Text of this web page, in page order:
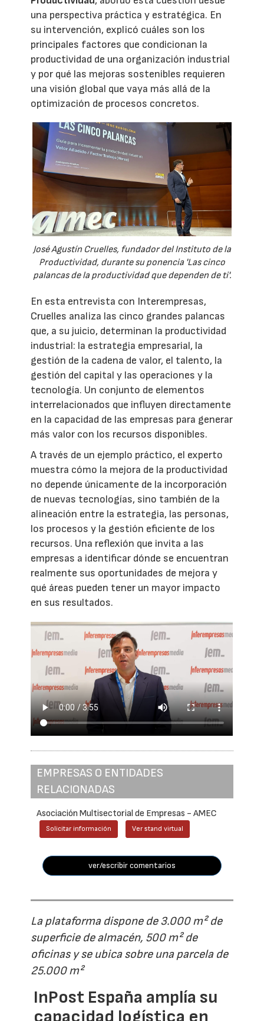
una perspectiva práctica y estratégica. En
su intervención, explicó cuáles son los
principales factores que condicionan la
productividad de una organización industrial
y por qué las mejoras sostenibles requieren
una visión global que vaya más allá de la
optimización de procesos concretos.
José Agustín Cruelles, fundador del Instituto de la
Productividad, durante su ponencia 'Las cinco
palancas de la productividad que dependen de ti'.
En esta entrevista con Interempresas,
Cruelles analiza las cinco grandes palancas
que, a su juicio, determinan la productividad
industrial: la estrategia empresarial, la
gestión de la cadena de valor, el talento, la
gestión del capital y las operaciones y la
tecnología. Un conjunto de elementos
interrelacionados que influyen directamente
en la capacidad de las empresas para generar
más valor con los recursos disponibles.
A través de un ejemplo práctico, el experto
muestra cómo la mejora de la productividad
no depende únicamente de la incorporación
de nuevas tecnologías, sino también de la
alineación entre la estrategia, las personas,
los procesos y la gestión eficiente de los
recursos. Una reflexión que invita a las
empresas a identificar dónde se encuentran
realmente sus oportunidades de mejora y
qué áreas pueden tener un mayor impacto
en sus resultados.
EMPRESAS O ENTIDADES
RELACIONADAS
Asociación Multisectorial de Empresas - AMEC
Solicitar información Ver stand virtual
ver/escribir comentarios
La plataforma dispone de 3.000 m² de
superficie de almacén, 500 m² de
oficinas y se ubica sobre una parcela de
25.000 m²
InPost España amplía su